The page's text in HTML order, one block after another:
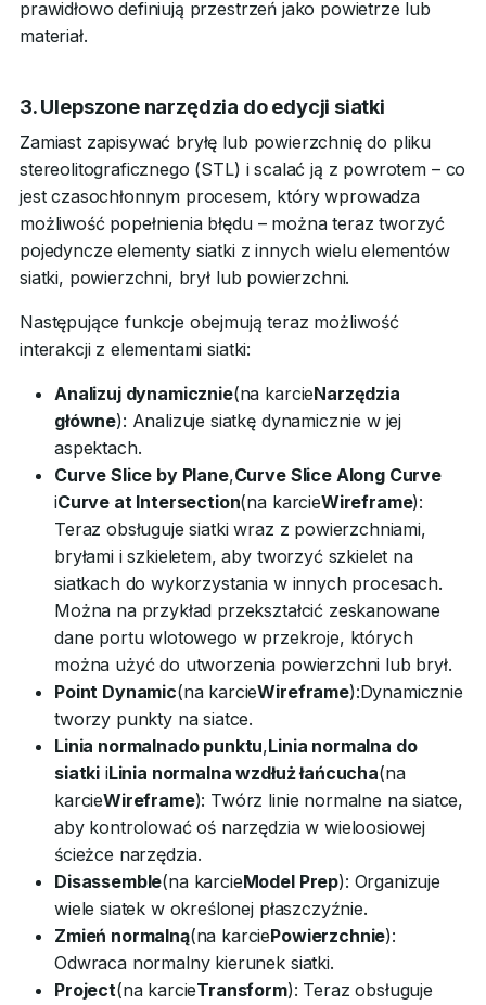
prawidłowo definiują przestrzeń jako powietrze lub
materiał.
3. Ulepszone narzędzia do edycji siatki
Zamiast zapisywać bryłę lub powierzchnię do pliku
stereolitograficznego (STL) i scalać ją z powrotem – co
jest czasochłonnym procesem, który wprowadza
możliwość popełnienia błędu – można teraz tworzyć
pojedyncze elementy siatki z innych wielu elementów
siatki, powierzchni, brył lub powierzchni.
Następujące funkcje obejmują teraz możliwość
interakcji z elementami siatki:
Analizuj dynamicznie(na karcieNarzędzia
główne): Analizuje siatkę dynamicznie w jej
aspektach.
Curve Slice by Plane,Curve Slice Along Curve
iCurve at Intersection(na karcieWireframe):
Teraz obsługuje siatki wraz z powierzchniami,
bryłami i szkieletem, aby tworzyć szkielet na
siatkach do wykorzystania w innych procesach.
Można na przykład przekształcić zeskanowane
dane portu wlotowego w przekroje, których
można użyć do utworzenia powierzchni lub brył.
Point Dynamic(na karcieWireframe):Dynamicznie
tworzy punkty na siatce.
Linia normalnado punktu,Linia normalna do
siatki iLinia normalna wzdłuż łańcucha(na
karcieWireframe): Twórz linie normalne na siatce,
aby kontrolować oś narzędzia w wieloosiowej
ścieżce narzędzia.
Disassemble(na karcieModel Prep): Organizuje
wiele siatek w określonej płaszczyźnie.
Zmień normalną(na karciePowierzchnie):
Odwraca normalny kierunek siatki.
Project(na karcieTransform): Teraz obsługuje